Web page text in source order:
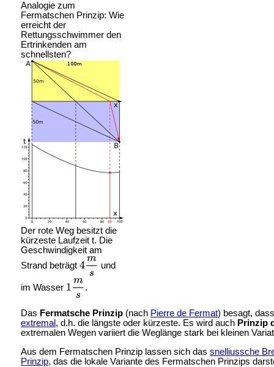
Analogie zum
Fermatschen Prinzip: Wie
erreicht der
Rettungsschwimmer den
Ertrinkenden am
schnellsten?
Der rote Weg besitzt die
kürzeste Laufzeit t. Die
Geschwindigkeit am
Strand beträgt
und
im Wasser .
Das Fermatsche Prinzip(nach Pierre de Fermat) besagt,
extremal , d.h. die längste oder kürzeste. Es wird auch Prinzip
extremalen Wegen variiert die Weglänge stark bei kleinen
Aus dem Fermatschen Prinzip lassen sich das snelliussche
Prinzip, das die lokale Variante des Fermatschen Prinzips